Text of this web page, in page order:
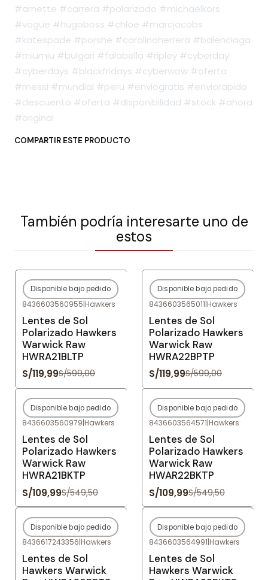
#arnette #carrera #polarizado #michaelkors
#vogue #hugoboss #chloe #marcjacobs
#katespade #porshe #carolinaherrera #balenciaga
#miumiu #bulgari #falabella #ripley #cyberday
#cyberdays #blackfridays #cyberwow #oferta
#messi #mundial #peru #enviogratis #enviorapido
#descuento #oferta #disponibilidad #stock #ahora
#original
COMPARTIR ESTE PRODUCTO
También podría interesarte uno de
estos
-80%OFF
Agotado
Disponible bajo pedido
8436603560955|Hawkers
Lentes de Sol
Polarizado Hawkers
Warwick Raw
HWRA21BLTP
S/119,99S/599,00
-80%OFF
Agotado
Disponible bajo pedido
8436603565011|Hawkers
Lentes de Sol
Polarizado Hawkers
Warwick Raw
HWRA22BPTP
S/119,99S/599,00
-80%OFF
Agotado
Disponible bajo pedido
8436603560979|Hawkers
Lentes de Sol
Polarizado Hawkers
Warwick Raw
HWRA21BKTP
S/109,99S/549,50
-80%OFF
Agotado
Disponible bajo pedido
8436603564571|Hawkers
Lentes de Sol
Polarizado Hawkers
Warwick Raw
HWAR22BKTP
S/109,99S/549,50
-80%OFF
Agotado
Disponible bajo pedido
8436617243356|Hawkers
Lentes de Sol
Hawkers Warwick
-80%OFF
Agotado
Disponible bajo pedido
8436603564991|Hawkers
Lentes de Sol
Hawkers Warwick